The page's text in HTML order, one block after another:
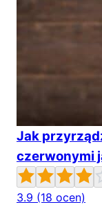
Jak
czerwonymi
3.9 (18 ocen)